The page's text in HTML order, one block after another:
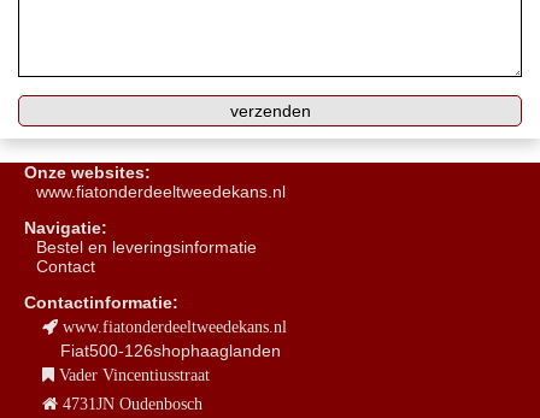
Onze websites:
www.fiatonderdeeltweedekans.nl
Navigatie:
Bestel en leveringsinformatie
Contact
Contactinformatie:
www.fiatonderdeeltweedekans.nl
Fiat500-126shophaaglanden
Vader Vincentiusstraat
4731JN Oudenbosch